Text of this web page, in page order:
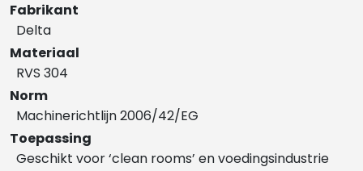
Fabrikant
Delta
Materiaal
RVS 304
Norm
Machinerichtlijn 2006/42/EG
Toepassing
Geschikt voor ‘clean rooms’ en voedingsindustrie